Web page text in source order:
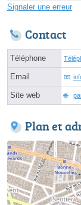
Signaler une erreur
Contact
Téléphone
Email
Site web
Plan et